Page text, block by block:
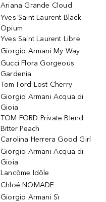
Ariana Grande Cloud
Yves Saint Laurent Black
Opium
Yves Saint Laurent Libre
Giorgio Armani My Way
Gucci Flora Gorgeous
Gardenia
Tom Ford Lost Cherry
Giorgio Armani Acqua di
Gioia
TOM FORD Private Blend
Bitter Peach
Carolina Herrera Good Girl
Giorgio Armani Acqua di
Gioia
Lancôme Idôle
Chloé NOMADE
Giorgio Armani Sì